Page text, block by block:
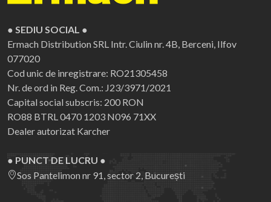
● SEDIU SOCIAL ●
Ermach Distribution SRL Intr. Ciulin nr. 4B, Berceni, Ilfov
077020
Cod unic de inregistrare: RO21305458
Nr. de ord in Reg. Com.: J23/3971/2021
Capital social subscris: 200 RON
RO88 BTRL 0470 1203 N096 71XX
Dealer autorizat Karcher
● PUNCT DE LUCRU ●
Sos Pantelimon nr 91, sector 2, București